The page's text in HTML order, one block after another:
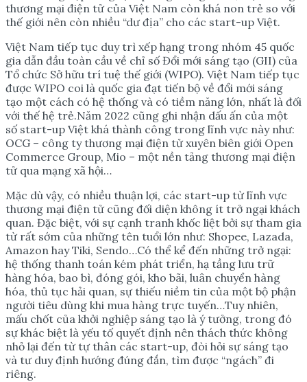
thương mại điện tử của Việt Nam còn khá non trẻ so với
thế giới nên còn nhiều “dư địa” cho các start-up Việt.
Việt Nam tiếp tục duy trì xếp hạng trong nhóm 45 quốc
gia dẫn đầu toàn cầu về chỉ số Đổi mới sáng tạo (GII) của
Tổ chức Sở hữu trí tuệ thế giới (WIPO). Việt Nam tiếp tục
được WIPO coi là quốc gia đạt tiến bộ về đổi mới sáng
tạo một cách có hệ thống và có tiềm năng lớn, nhất là đối
với thế hệ trẻ.Năm 2022 cũng ghi nhận dấu ấn của một
số start-up Việt khá thành công trong lĩnh vực này như:
OCG – công ty thương mại điện tử xuyên biên giới Open
Commerce Group, Mio – một nền tảng thương mại điện
tử qua mạng xã hội…
Mặc dù vậy, có nhiều thuận lợi, các start-up từ lĩnh vực
thương mại điện tử cũng đối diện không ít trở ngại khách
quan. Đặc biệt, với sự cạnh tranh khốc liệt bởi sự tham gia
từ rất sớm của những tên tuổi lớn như: Shopee, Lazada,
Amazon hay Tiki, Sendo…Có thể kể đến những trở ngại:
hệ thống thanh toán kém phát triển, hạ tầng lưu trữ
hàng hóa, bao bì, đóng gói, kho bãi, luân chuyển hàng
hóa, thủ tục hải quan, sự thiếu niềm tin của một bộ phận
người tiêu dùng khi mua hàng trực tuyến…Tuy nhiên,
mấu chốt của khởi nghiệp sáng tạo là ý tưởng, trong đó
sự khác biệt là yếu tố quyết định nên thách thức không
nhỏ lại đến từ tự thân các start-up, đòi hỏi sự sáng tạo
và tư duy định hướng đúng đắn, tìm được “ngách” đi
riêng.